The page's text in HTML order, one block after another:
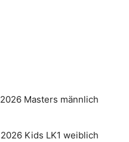
2026 Masters männlich
2026 Kids LK1 weiblich